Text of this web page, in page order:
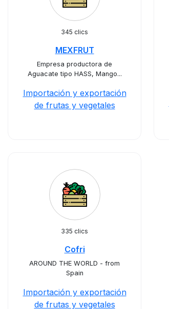
345 clics
MEXFRUT
Empresa productora de
Aguacate tipo HASS, Mango...
Importación y exportación
de frutas y vegetales
335 clics
Cofri
AROUND THE WORLD - from
Spain
Importación y exportación
de frutas y vegetales